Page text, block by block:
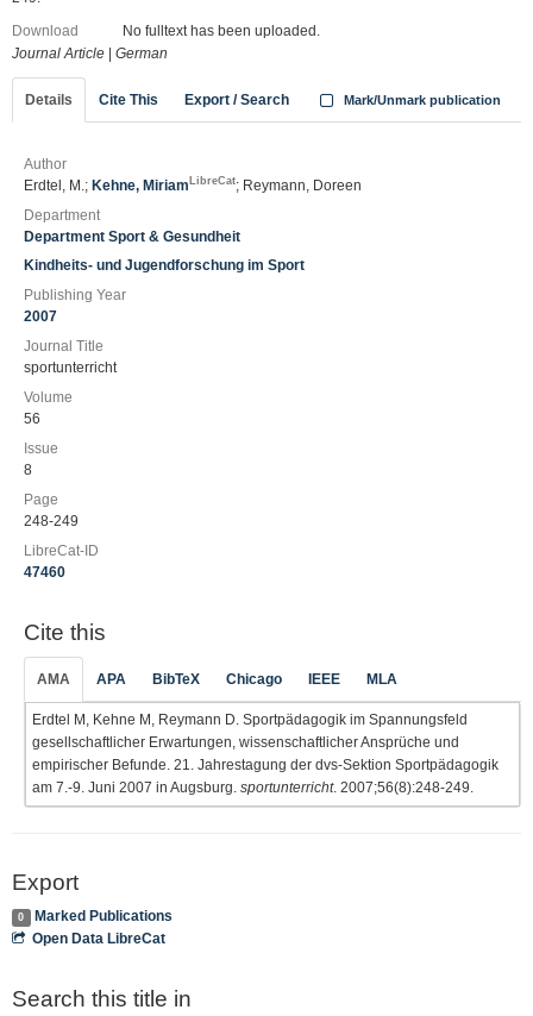
Download
No fulltext has been uploaded.
Journal Article
German
Details Cite This Export / Search Mark/Unmark publication
Author
Erdtel, M.; Kehne, Miriam LibreCat; Reymann, Doreen
Department
Department Sport & Gesundheit
Kindheits- und Jugendforschung im Sport
Publishing Year
2007
Journal Title
sportunterricht
Volume
56
Issue
8
Page
248-249
LibreCat-ID
47460
Cite this
AMA APA BibTeX Chicago IEEE MLA
Erdtel M, Kehne M, Reymann D. Sportpädagogik im Spannungsfeld
gesellschaftlicher Erwartungen, wissenschaftlicher Ansprüche und
empirischer Befunde. 21. Jahrestagung der dvs-Sektion Sportpädagogik
am 7.-9. Juni 2007 in Augsburg. sportunterricht. 2007;56(8):248-249.
Export
0
Marked Publications
Open Data LibreCat
Search this title in